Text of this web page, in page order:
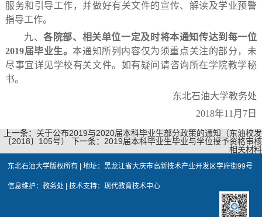
服务和引导工作，并做好有关文件的宣传、解读及学业预警
指导工作。
九、各院部、相关单位一定及时将本通知传达到每一位
2019届毕业生。本通知所列内容仅为须重点关注的部分，未
尽事宜详见学校有关文件。如有疑问请咨询所在学院教学秘
书。
东北石油大学教务处
2018年11 月 7 日
上一条： 关于公布2019与2020届本科毕业生部分政策的通知（东油校发
〔2018〕105号）
下一条： 2019届本科毕业生毕业与学位授予资格审核
相关材料
东北石油大学版权所有 | 地址：黑龙江省大庆市高新技术产业开发区学府街99号
信息维护：教务处 | 技术支持：现代教育技术中心